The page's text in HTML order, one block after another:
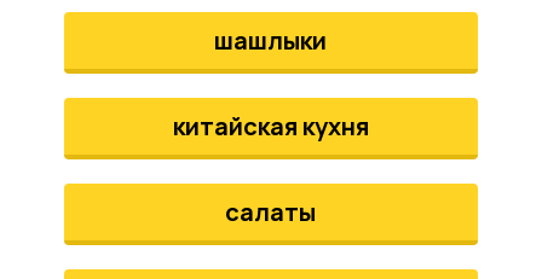
шашлыки
китайская кухня
салаты